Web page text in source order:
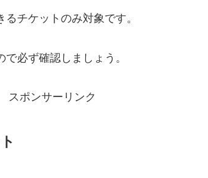
チケットのみ対象です。
必ず確認しましょう。
スポンサーリンク